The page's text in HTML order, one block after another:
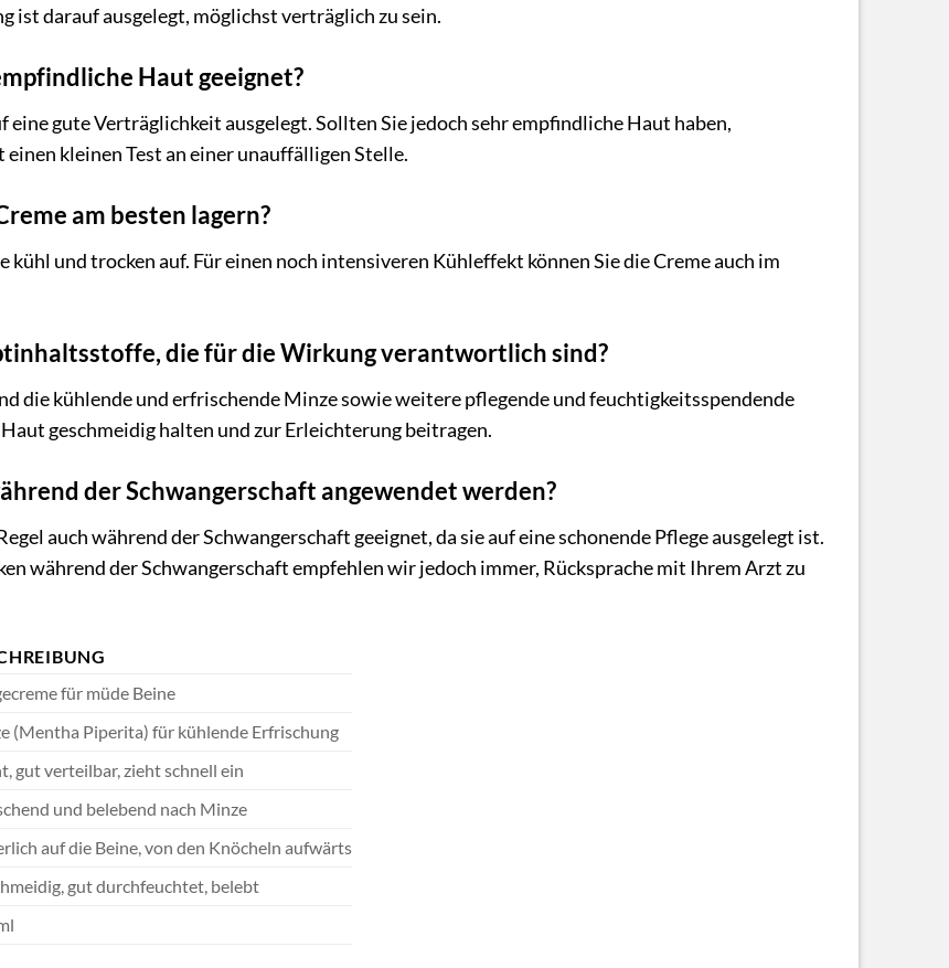
ist darauf ausgelegt, möglichst verträglich zu sein.
Haut geeignet?
eine gute Verträglichkeit ausgelegt. Sollten Sie jedoch sehr empfindliche Haut haben,
kleinen Test an einer unauffälligen Stelle.
am besten lagern?
kühl und trocken auf. Für einen noch intensiveren Kühleffekt können Sie die Creme auch im
die für die Wirkung verantwortlich sind?
die kühlende und erfrischende Minze sowie weitere pflegende und feuchtigkeitsspendende
geschmeidig halten und zur Erleichterung beitragen.
der Schwangerschaft angewendet werden?
auch während der Schwangerschaft geeignet, da sie auf eine schonende Pflege ausgelegt ist.
während der Schwangerschaft empfehlen wir jedoch immer, Rücksprache mit Ihrem Arzt zu
für müde Beine
(Mentha Piperita) für kühlende Erfrischung
gut verteilbar, zieht schnell ein
und belebend nach Minze
auf die Beine, von den Knöcheln aufwärts
gut durchfeuchtet, belebt